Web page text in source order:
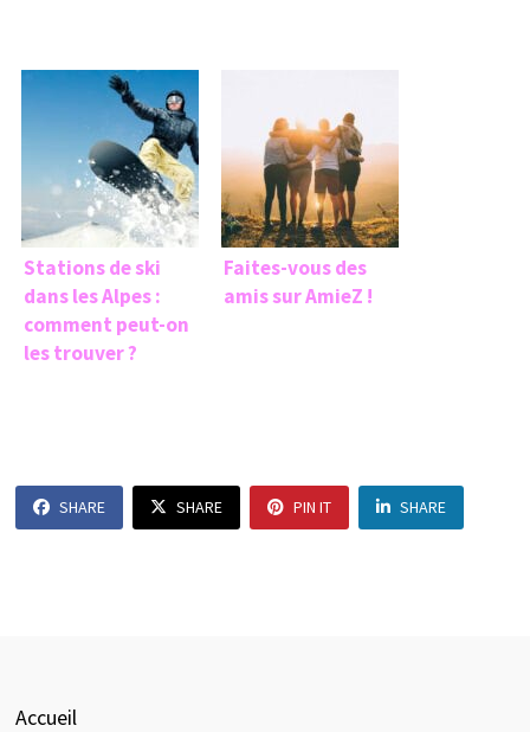
Stations de ski
dans les Alpes :
comment peut-on
les trouver ?
Faites-vous des
amis sur AmieZ !
SHARE SHARE PIN IT SHARE
Accueil